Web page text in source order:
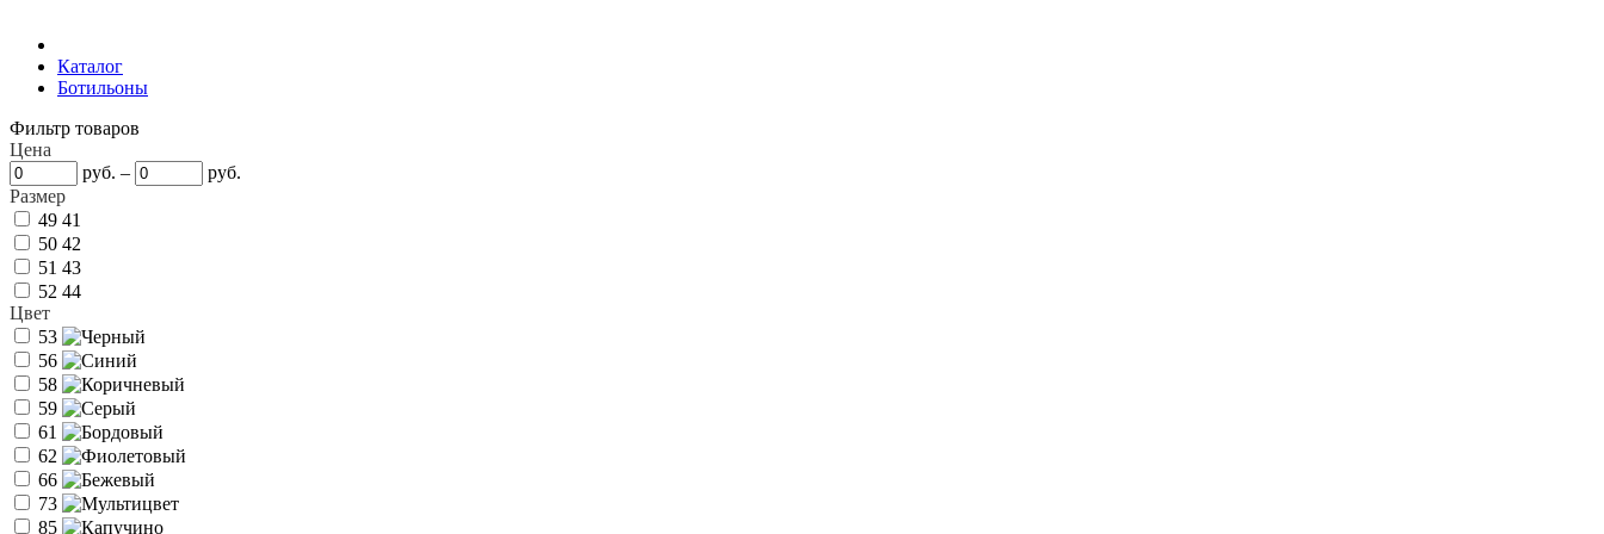
Каталог
Ботильоны
Фильтр товаров
Цена
руб. –
руб.
Размер
49 41
50 42
51 43
52 44
Цвет
53
56
58
59
61
62
66
73
85